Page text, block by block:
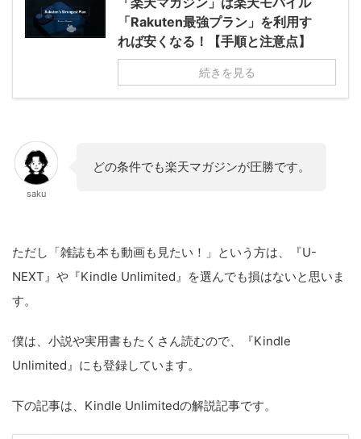
「Rakuten最強プラン」を利用す
れば安くなる！【手順と注意点】
続きを見る
saku
どの条件でも楽天マガジンが圧勝です。
ただし「雑誌も本も動画も見たい！」という方は、『U-
NEXT』や『Kindle Unlimited』を選んでも損はないと思いま
す。
僕は、小説や実用書もたくさん読むので、『Kindle
Unlimited』にも登録しています。
下の記事は、Kindle Unlimitedの解説記事です。